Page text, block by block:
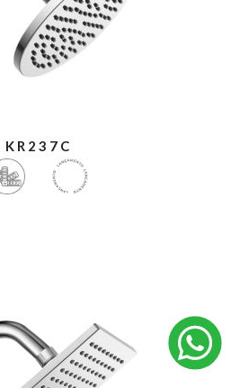
KR237C